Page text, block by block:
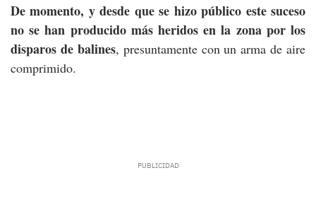
De momento, y desde que se hizo público este suceso
no se han producido más heridos en la zona por los
disparos de balines, presuntamente con un arma de aire
comprimido.